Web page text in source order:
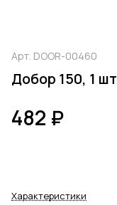
Арт. DOOR-00460
Добор 150, 1 шт
482 ₽
Характеристики